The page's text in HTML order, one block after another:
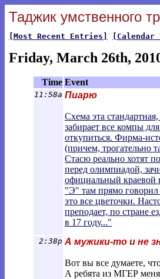
Таджик умственного
[Most Recent Entries] [Calendar
Friday, March 26th,
Time Event
11:58a Пиарю
Схема эта
забирает все компы
откупиться. Фирма-
(причем, трогательно
Стасю реально хотят
перед олимпиадой,
официальный краевой
"Э" там прямо говорил
это все цветочки.
преподает, по стране
в 17 году..."
2:38p А мужики-то и не
Вот вы все думаете,
А ребята из МГЕР